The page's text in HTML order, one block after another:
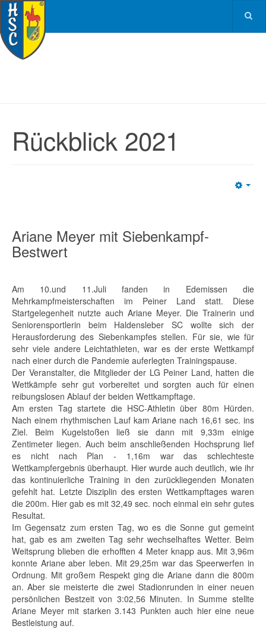
Rückblick 2021
Ariane Meyer mit Siebenkampf-
Bestwert
Am 10.und 11.Juli fanden in Edemissen die
Mehrkampfmeisterschaften im Peiner Land statt. Diese
Startgelegenheit nutzte auch Ariane Meyer. Die Trainerin und
Seniorensportlerin beim Haldensleber SC wollte sich der
Herausforderung des Siebenkampfes stellen. Für sie, wie für
sehr viele andere Leichtathleten, war es der erste Wettkampf
nach einer durch die Pandemie auferlegten Trainingspause.
Der Veranstalter, die Mitglieder der LG Peiner Land, hatten die
Wettkämpfe sehr gut vorbereitet und sorgten auch für einen
reibungslosen Ablauf der beiden Wettkampftage.
Am ersten Tag startete die HSC-Athletin über 80m Hürden.
Nach einem rhythmischen Lauf kam Ariane nach 16,61 sec. ins
Ziel. Beim Kugelstoßen ließ sie dann mit 9,33m einige
Zentimeter liegen. Auch beim anschließenden Hochsprung lief
es nicht nach Plan - 1,16m war das schlechteste
Wettkampfergebnis überhaupt. Hier wurde auch deutlich, wie ihr
das kontinuierliche Training in den zurückliegenden Monaten
gefehlt hat. Letzte Disziplin des ersten Wettkampftages waren
die 200m. Hier gab es mit 32,49 sec. noch einmal ein sehr gutes
Resultat.
Im Gegensatz zum ersten Tag, wo es die Sonne gut gemeint
hat, gab es am zweiten Tag sehr wechselhaftes Wetter. Beim
Weitsprung blieben die erhofften 4 Meter knapp aus. Mit 3,96m
konnte Ariane aber leben. Mit 29,25m war das Speerwerfen in
Ordnung. Mit großem Respekt ging die Ariane dann die 800m
an. Aber sie meisterte die zwei Stadionrunden in einer neuen
persönlichen Bestzeit von 3:02,56 Minuten. In Summe stellte
Ariane Meyer mit starken 3.143 Punkten auch hier eine neue
Bestleistung auf.